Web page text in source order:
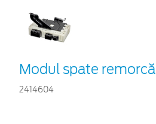
Modul spate remorcă
2414604